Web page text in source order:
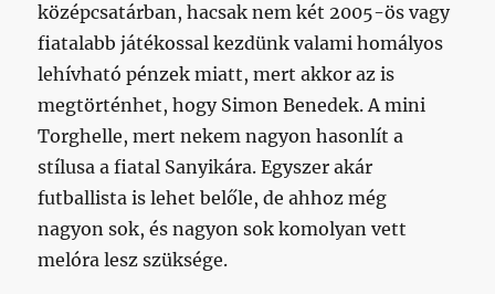
középcsatárban, hacsak nem két 2005-ös vagy
fiatalabb játékossal kezdünk valami homályos
lehívható pénzek miatt, mert akkor az is
megtörténhet, hogy Simon Benedek. A mini
Torghelle, mert nekem nagyon hasonlít a
stílusa a fiatal Sanyikára. Egyszer akár
futballista is lehet belőle, de ahhoz még
nagyon sok, és nagyon sok komolyan vett
melóra lesz szüksége.